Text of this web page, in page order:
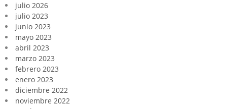
julio 2026
julio 2023
junio 2023
mayo 2023
abril 2023
marzo 2023
febrero 2023
enero 2023
diciembre 2022
noviembre 2022